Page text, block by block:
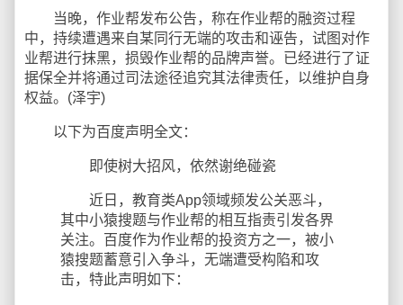
当晚，作业帮发布公告，称在作业帮的融资过程
中，持续遭遇来自某同行无端的攻击和诬告，试图对作
业帮进行抹黑，损毁作业帮的品牌声誉。已经进行了证
据保全并将通过司法途径追究其法律责任，以维护自身
权益。(泽宇)
以下为百度声明全文：
即使树大招风，依然谢绝碰瓷
近日，教育类App领域频发公关恶斗，
其中小猿搜题与作业帮的相互指责引发各界
关注。百度作为作业帮的投资方之一，被小
猿搜题蓄意引入争斗，无端遭受构陷和攻
击，特此声明如下：